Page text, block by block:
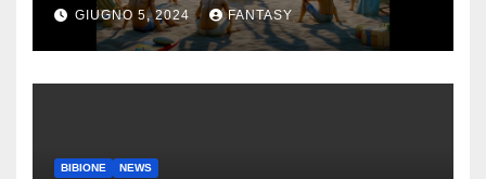
GIUGNO 5, 2024 FANTASY
BIBIONE NEWS